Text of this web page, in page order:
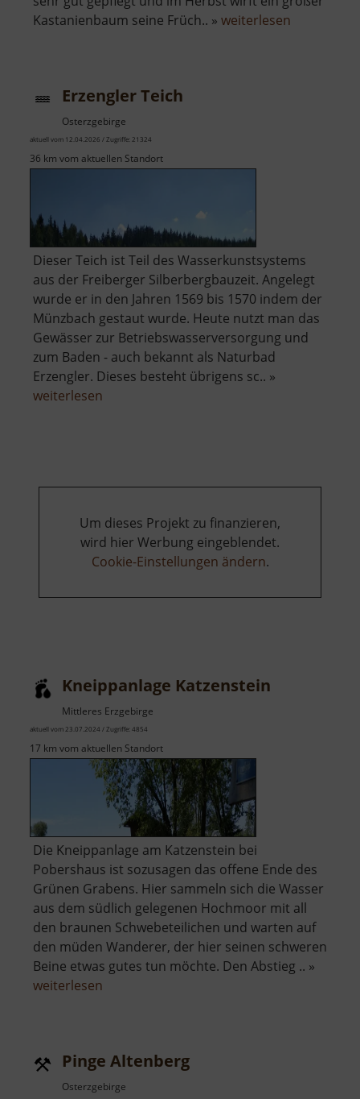
Kastanienbaum seine Früch.. » weiterlesen
Erzengler Teich
Osterzgebirge
aktuell vom 12.04.2026 / Zugriffe: 21324
36 km vom aktuellen Standort
Dieser Teich ist Teil des Wasserkunstsystems
aus der Freiberger Silberbergbauzeit. Angelegt
wurde er in den Jahren 1569 bis 1570 indem der
Münzbach gestaut wurde. Heute nutzt man das
Gewässer zur Betriebswasserversorgung und
zum Baden - auch bekannt als Naturbad
Erzengler. Dieses besteht übrigens sc.. »
weiterlesen
Um dieses Projekt zu finanzieren,
wird hier Werbung eingeblendet.
Cookie-Einstellungen ändern.
Kneippanlage Katzenstein
Mittleres Erzgebirge
aktuell vom 23.07.2024 / Zugriffe: 4854
17 km vom aktuellen Standort
Die Kneippanlage am Katzenstein bei
Pobershaus ist sozusagen das offene Ende des
Grünen Grabens. Hier sammeln sich die Wasser
aus dem südlich gelegenen Hochmoor mit all
den braunen Schwebeteilichen und warten auf
den müden Wanderer, der hier seinen schweren
Beine etwas gutes tun möchte. Den Abstieg .. »
weiterlesen
Pinge Altenberg
Osterzgebirge